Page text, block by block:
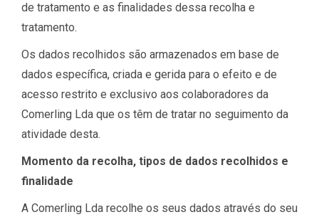
de tratamento e as finalidades dessa recolha e
tratamento.
Os dados recolhidos são armazenados em base de
dados específica, criada e gerida para o efeito e de
acesso restrito e exclusivo aos colaboradores da
Comerling Lda que os têm de tratar no seguimento da
atividade desta.
Momento da recolha, tipos de dados recolhidos e
finalidade
A Comerling Lda recolhe os seus dados através do seu